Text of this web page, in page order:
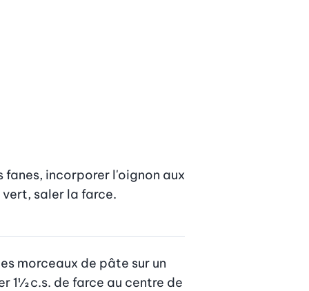
incorporer l'oignon aux
saler la farce.
morceaux de pâte sur un
1½ c.s. de farce au centre de